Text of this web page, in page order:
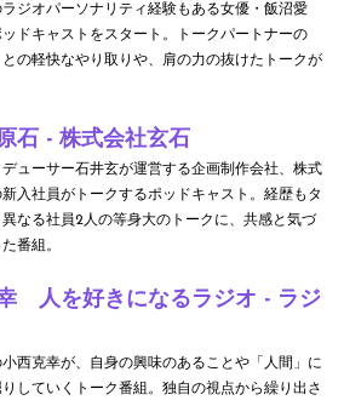
ジオパーソナリティ経験もある女優・飯沼愛
ドキャストをスタート。トークパートナーの
との軽快なやり取りや、肩の力の抜けたトークが
石 - 株式会社玄石
ューサー石井玄が運営する企画制作会社、株式
入社員がトークするポッドキャスト。経歴もタ
なる社員2人の等身大のトークに、共感と気づ
番組。
人を好きになるラジオ - ラジ
小西克幸が、自身の興味のあることや「人間」に
していくトーク番組。独自の視点から繰り出さ